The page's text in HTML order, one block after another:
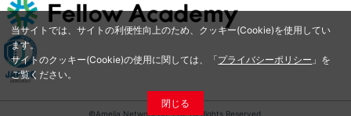
当サイトでは、サイトの利便性向上のため、クッキー(Cookie)を使用してい
ます。
サイトのクッキー(Cookie)の使用に関しては、「プライバシーポリシー 」を
ご覧ください。
閉じる
©Amelia Network Co.,Ltd. All Rights Reserved.